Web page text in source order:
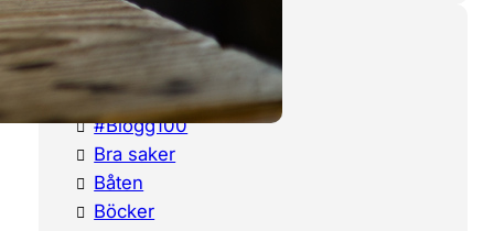
#Blogg100
Bra saker
Båten
Böcker